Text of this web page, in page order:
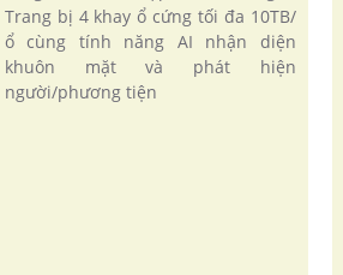
Trang bị 4 khay ổ cứng tối đa 10TB/
ổ cùng tính năng AI nhận diện
khuôn mặt và phát hiện
người/phương tiện